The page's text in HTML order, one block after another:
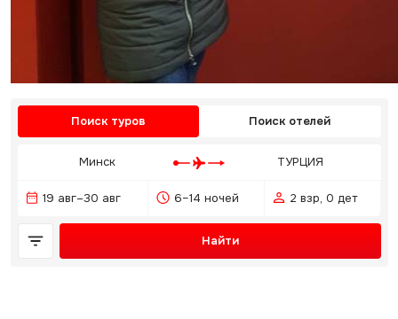
Поиск туров Поиск отелей
Минск ТУРЦИЯ
19 авг–30 авг 6–14 ночей 2 взр, 0 дет
Найти